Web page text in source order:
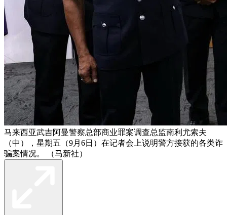
马来西亚武吉阿曼警察总部商业罪案调查总监南利尤索夫
（中），星期五（9月6日）在记者会上说明警方接获的各类诈
骗案情况。 （马新社）